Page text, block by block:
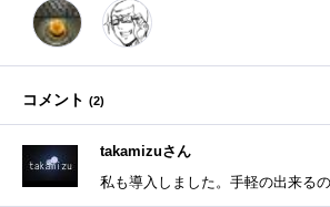
コメント (2)
takamizuさん
私も導入しました。手軽の出来る